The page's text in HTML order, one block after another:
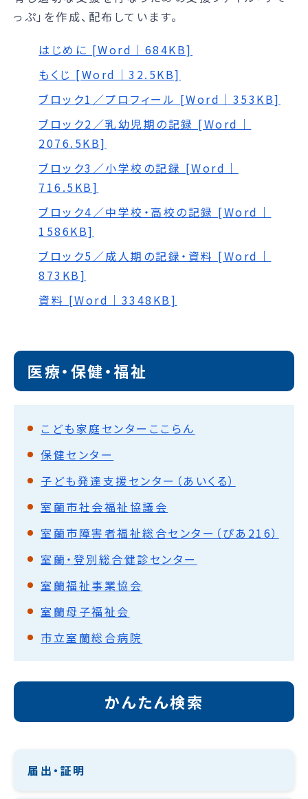
っぷ」を作成、配布しています。
はじめに [Word｜684KB]
もくじ [Word｜32.5KB]
ブロック1／プロフィール [Word｜353KB]
ブロック2／乳幼児期の記録 [Word｜
2076.5KB]
ブロック3／小学校の記録 [Word｜
716.5KB]
ブロック4／中学校・高校の記録 [Word｜
1586KB]
ブロック5／成人期の記録・資料 [Word｜
873KB]
資料 [Word｜3348KB]
医療・保健・福祉
こども家庭センターここらん
保健センター
子ども発達支援センター（あいくる）
室蘭市社会福祉協議会
室蘭市障害者福祉総合センター（ぴあ216）
室蘭・登別総合健診センター
室蘭福祉事業協会
室蘭母子福祉会
市立室蘭総合病院
かんたん検索
届出・証明